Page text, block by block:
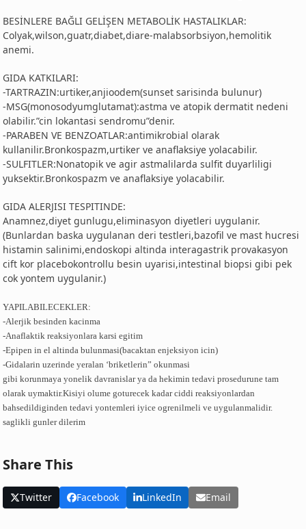
BESİNLERE BAĞLI GELİŞEN METABOLİK HASTALIKLAR:
Colyak,wilson,guatr,diabet,diare-malabsorbsiyon,hemolitik
anemi.
GIDA KATKILARI:
-TARTRAZIN:urtiker,anjioodem(sunset sarisinda bulunur)
-MSG(monosodyumglutamat):astma ve atopik dermatit nedeni
olabilir.”cin lokantasi sendromu”denir.
-PARABEN VE BENZOATLAR:antimikrobial olarak
kullanilir.Bronkospazm,urtiker ve anaflaksiye yolacabilir.
-SULFITLER:Nonatopik ve agir astmalilarda sulfit duyarliligi
yuksektir.Bronkospazm ve anaflaksiye yolacabilir.
GIDA ALERJISI TESPITINDE:
Anamnez,diyet gunlugu,eliminasyon diyetleri uygulanir.
(Bunlardan baska uygulanan deri testleri,bazofil ve mast hucresi
histamin salinimi,endoskopi altinda interagastrik provakasyon
cift kor placebokontrollu besin uyarisi,intestinal biopsi gibi pek
cok yontem uygulanir.)
YAPILABILECEKLER:
-Alerjik besinden kacinma
-Anaflaktik reaksiyonlara karsi egitim
-Epipen in el altinda bulunmasi(bacaktan enjeksiyon icin)
-Gidalarin uzerinde yeralan ‘briketlerin” okunmasi
gibi korunmaya yonelik davranislar ya da hekimin tedavi prosedurune tam
olarak uymaktir.Kisiyi olume goturecek kadar ciddi reaksiyonlardan
bahsedildiginden tedavi yontemleri iyice ogrenilmeli ve uygulanmalidir.
saglikli gunler dilerim
Share This
Twitter Facebook LinkedIn Email